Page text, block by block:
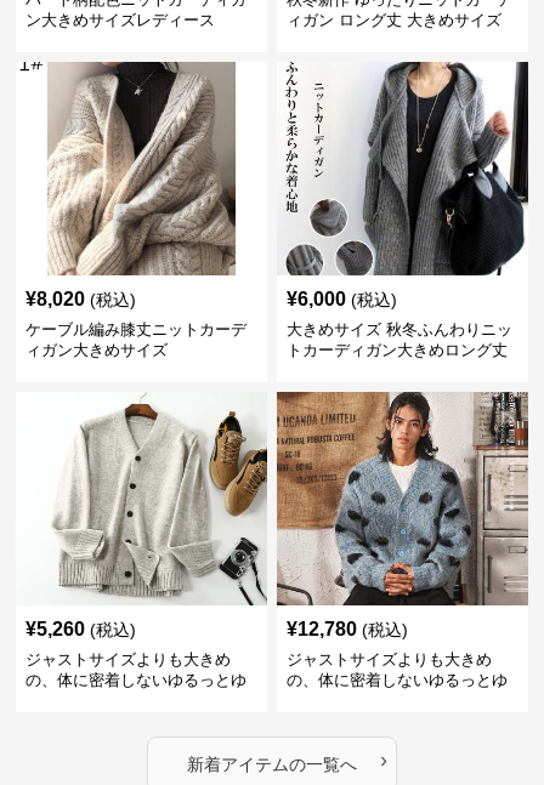
ン大きめサイズレディース
ィガン ロング丈 大きめサイズ
¥8,020 (税込)
ケーブル編み膝丈ニットカーデ
ィガン大きめサイズ
¥6,000 (税込)
大きめサイズ 秋冬ふんわりニッ
トカーディガン大きめロング丈
¥5,260 (税込)
ジャストサイズよりも大きめ
の、体に密着しないゆるっとゆ
¥12,780 (税込)
ジャストサイズよりも大きめ
の、体に密着しないゆるっとゆ
ィガン
新着アイテムの一覧へ ›